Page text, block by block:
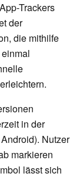
Trackers
der
die mithilfe
in der
Nutzer
markieren
lässt sich